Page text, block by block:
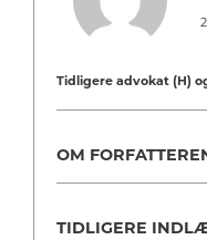
Tidligere advokat (H)
OM
TIDLIGERE